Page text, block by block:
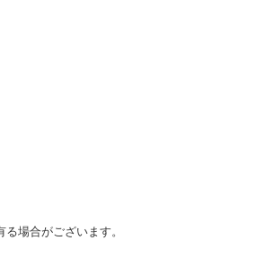
場合がございます。